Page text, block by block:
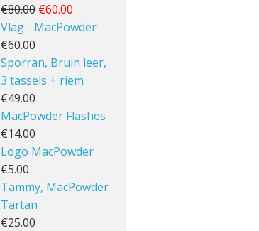
€80.00 €60.00
Vlag - MacPowder
€60.00
Sporran, Bruin leer,
3 tassels + riem
€49.00
MacPowder Flashes
€14.00
Logo MacPowder
€5.00
Tammy, MacPowder
Tartan
€25.00